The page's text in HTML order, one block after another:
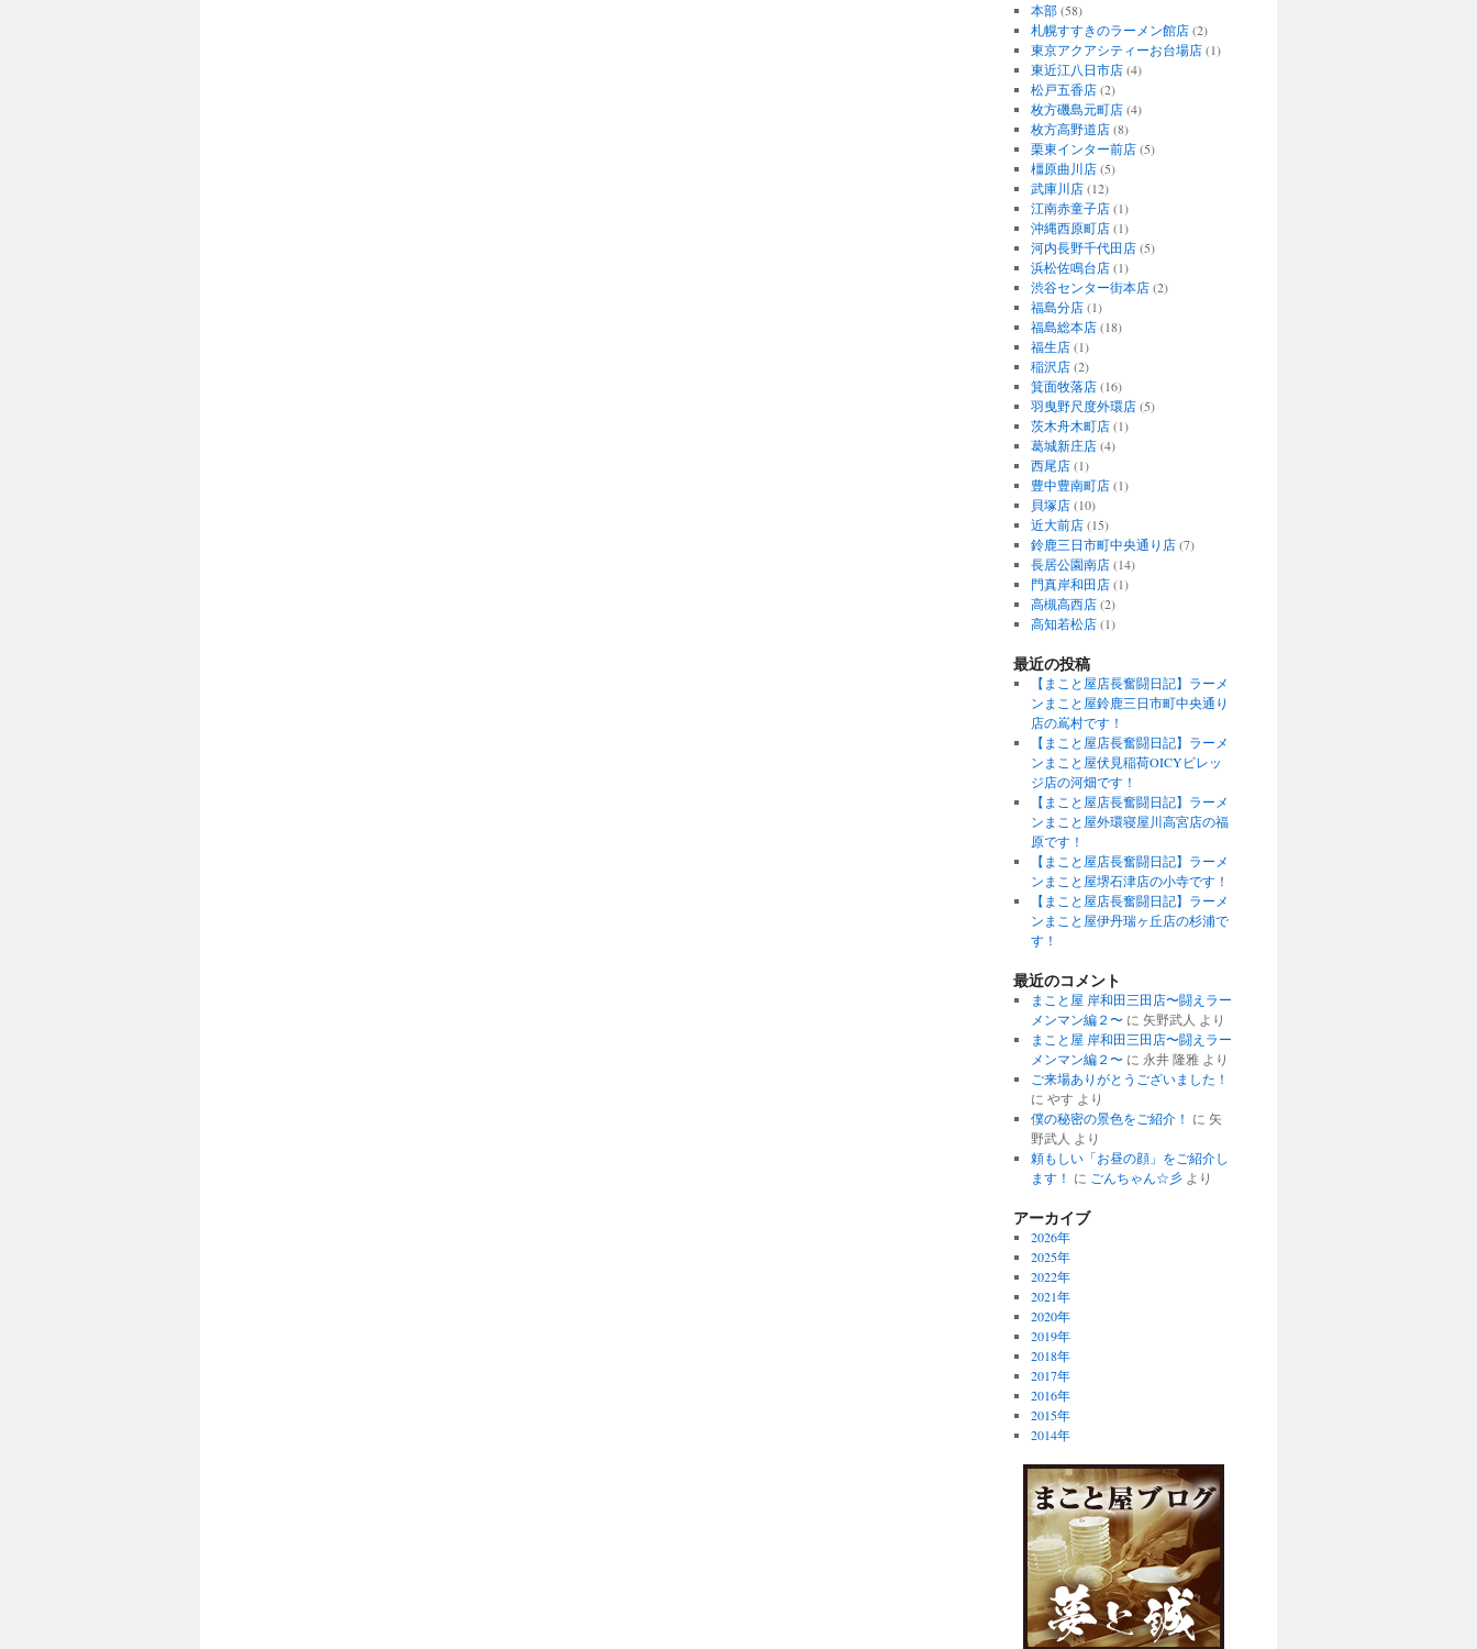
本部(58)
札幌すすきのラーメン館店(2)
東京アクアシティーお台場店(1)
東近江八日市店(4)
松戸五香店(2)
枚方磯島元町店(4)
枚方高野道店(8)
栗東インター前店(5)
橿原曲川店(5)
武庫川店(12)
江南赤童子店(1)
沖縄西原町店(1)
河内長野千代田店(5)
浜松佐鳴台店(1)
渋谷センター街本店(2)
福島分店(1)
福島総本店(18)
福生店(1)
稲沢店(2)
箕面牧落店(16)
羽曳野尺度外環店(5)
茨木舟木町店(1)
葛城新庄店(4)
西尾店(1)
豊中豊南町店(1)
貝塚店(10)
近大前店(15)
鈴鹿三日市町中央通り店(7)
長居公園南店(14)
門真岸和田店(1)
高槻高西店(2)
高知若松店(1)
最近の投稿
【まこと屋店長奮闘日記】ラーメ
ンまこと屋鈴鹿三日市町中央通り
店の嶌村です！
【まこと屋店長奮闘日記】ラーメ
ンまこと屋伏見稲荷OICYビレッ
ジ店の河畑です！
【まこと屋店長奮闘日記】ラーメ
ンまこと屋外環寝屋川高宮店の福
原です！
【まこと屋店長奮闘日記】ラーメ
ンまこと屋堺石津店の小寺です！
【まこと屋店長奮闘日記】ラーメ
ンまこと屋伊丹瑞ヶ丘店の杉浦で
す！
最近のコメント
まこと屋 岸和田三田店〜闘えラー
メンマン編２〜に 矢野武人 より
まこと屋 岸和田三田店〜闘えラー
メンマン編２〜に 永井 隆雅より
ご来場ありがとうございました！
に やす より
僕の秘密の景色をご紹介！ に 矢
野武人 より
頼もしい「お昼の顔」をご紹介し
ます！ に ごんちゃん☆彡より
アーカイブ
2026年
2025年
2022年
2021年
2020年
2019年
2018年
2017年
2016年
2015年
2014年